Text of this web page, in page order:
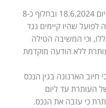
העותרת טענה בנוסף כי ביום 18.6.2024 ובחלוף כ-8
לפועל שהיו קיימים נגד
וכי המשיבה הטילה
ללא הודעה מוקדמת
הארנונה בגין הנכס
העותרת עד ליום
העותרת כי עזבה את הנכס.